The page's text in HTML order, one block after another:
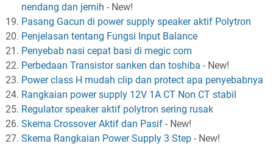
nendang dan jernih - New!
Pasang Gacun di power supply speaker aktif Polytron
Penjelasan tentang Fungsi Input Balance
Penyebab nasi cepat basi di megic com
Perbedaan Transistor sanken dan toshiba - New!
Power class H mudah clip dan protect apa penyebabnya
Rangkaian power supply 12V 1A CT Non CT stabil
Regulator speaker aktif polytron sering rusak
Skema Crossover Aktif dan Pasif - New!
Skema Rangkaian Power Supply 3 Step - New!